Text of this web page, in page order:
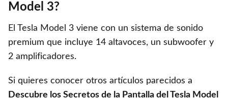
Model 3?
El Tesla Model 3 viene con un sistema de sonido
premium que incluye 14 altavoces, un subwoofer y
2 amplificadores.
Si quieres conocer otros artículos parecidos a
Descubre los Secretos de la Pantalla del Tesla Model